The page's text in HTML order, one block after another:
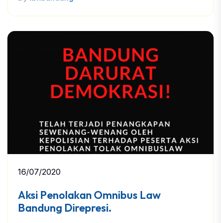
16/07/2020
Aksi Penolakan Omnibus Law
Bandung Direpresi.